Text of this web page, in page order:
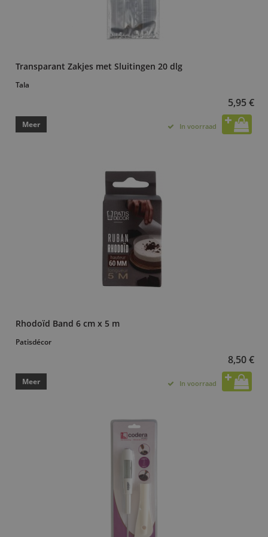
Transparant Zakjes met Sluitingen 20 dlg
Tala
5,95 €
Meer In voorraad
Rhodoïd Band 6 cm x 5 m
Patisdécor
8,50 €
Meer In voorraad